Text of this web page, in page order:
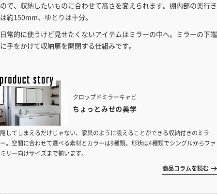
ので、収納したいものに合わせて高さを変えられます。棚内部の奥行き
は約150mm、ゆとりは十分。
日常的に使うけど見せたくないアイテムはミラーの中へ。ミラーの下端
に手をかけて収納扉を開閉する仕組みです。
クロップドミラーキャビ
ちょっとみせの美学
隠してしまえるだけじゃない、家具のように設えることができる収納付きのミラ
ー。空間に合わせて選べる素材とカラーは9種類。形状は4種類でシングルからファ
ミリー向けサイズまで揃います。
商品コラムを読む